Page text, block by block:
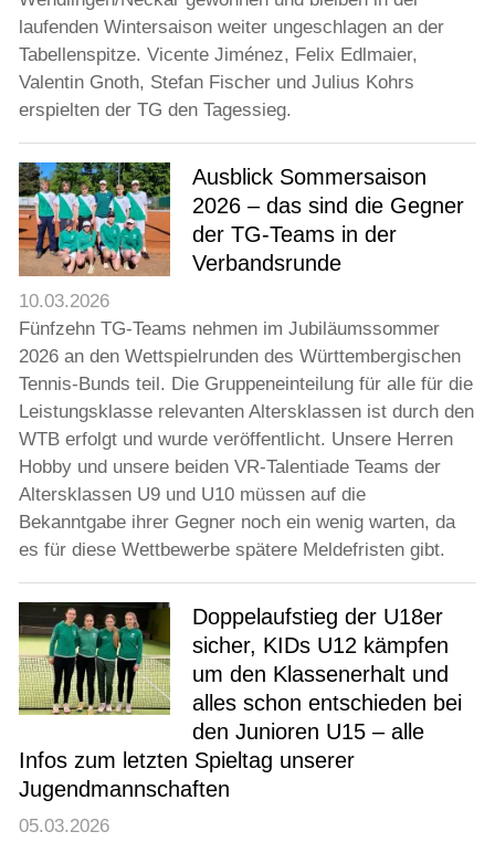
laufenden Wintersaison weiter ungeschlagen an der
Tabellenspitze. Vicente Jiménez, Felix Edlmaier,
Valentin Gnoth, Stefan Fischer und Julius Kohrs
erspielten der TG den Tagessieg.
Ausblick Sommersaison
2026 – das sind die Gegner
der TG-Teams in der
Verbandsrunde
10.03.2026
Fünfzehn TG-Teams nehmen im Jubiläumssommer
2026 an den Wettspielrunden des Württembergischen
Tennis-Bunds teil. Die Gruppeneinteilung für alle für die
Leistungsklasse relevanten Altersklassen ist durch den
WTB erfolgt und wurde veröffentlicht. Unsere Herren
Hobby und unsere beiden VR-Talentiade Teams der
Altersklassen U9 und U10 müssen auf die
Bekanntgabe ihrer Gegner noch ein wenig warten, da
es für diese Wettbewerbe spätere Meldefristen gibt.
Doppelaufstieg der U18er
sicher, KIDs U12 kämpfen
um den Klassenerhalt und
alles schon entschieden bei
den Junioren U15 – alle
Infos zum letzten Spieltag unserer
Jugendmannschaften
05.03.2026